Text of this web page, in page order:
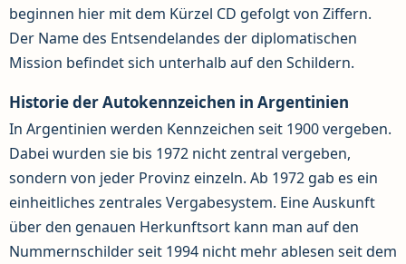
beginnen hier mit dem Kürzel CD gefolgt von Ziffern.
Der Name des Entsendelandes der diplomatischen
Mission befindet sich unterhalb auf den Schildern.
Historie der Autokennzeichen in Argentinien
In Argentinien werden Kennzeichen seit 1900 vergeben.
Dabei wurden sie bis 1972 nicht zentral vergeben,
sondern von jeder Provinz einzeln. Ab 1972 gab es ein
einheitliches zentrales Vergabesystem. Eine Auskunft
über den genauen Herkunftsort kann man auf den
Nummernschilder seit 1994 nicht mehr ablesen seit dem